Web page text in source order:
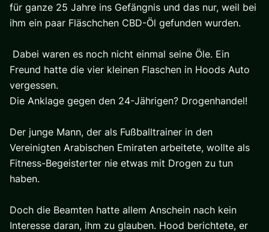
für ganze 25 Jahre ins Gefängnis und das nur, weil bei
ihm ein paar Fläschchen CBD-Öl gefunden wurden.
Dabei waren es noch nicht einmal seine Öle. Ein
Freund hatte die vier kleinen Flaschen in Hoods Auto
vergessen.
Die Anklage gegen den 24-Jährigen? Drogenhandel!
Der junge Mann, der als Fußballtrainer in den
Vereinigten Arabischen Emiraten arbeitete, wollte als
Fitness-Begeisterter nie etwas mit Drogen zu tun
haben.
Doch die Beamten hatte allem Anschein nach kein
Interesse daran, ihm zu glauben. Hood berichtete, er